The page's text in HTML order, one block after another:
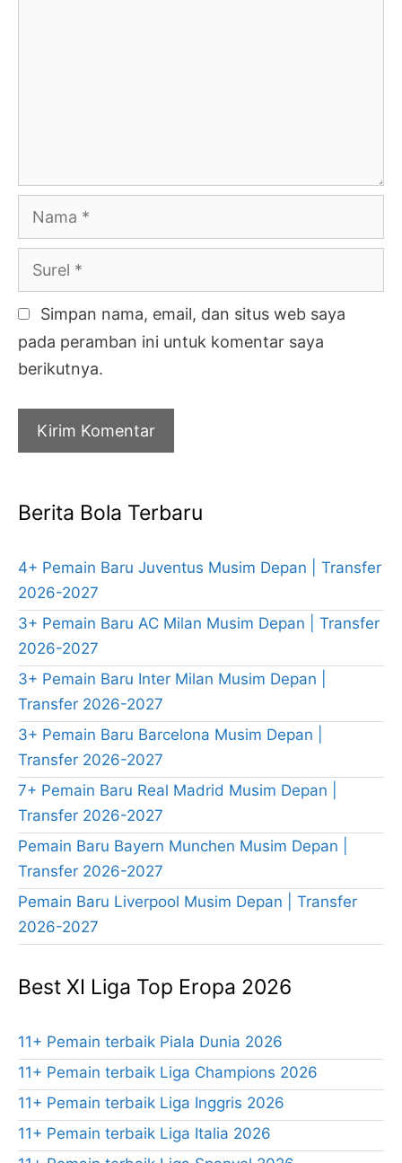
Nama
Surel
Simpan nama, email, dan situs web saya
pada peramban ini untuk komentar saya
berikutnya.
Berita Bola Terbaru
4+ Pemain Baru Juventus Musim Depan | Transfer
2026-2027
3+ Pemain Baru AC Milan Musim Depan | Transfer
2026-2027
3+ Pemain Baru Inter Milan Musim Depan |
Transfer 2026-2027
3+ Pemain Baru Barcelona Musim Depan |
Transfer 2026-2027
7+ Pemain Baru Real Madrid Musim Depan |
Transfer 2026-2027
Pemain Baru Bayern Munchen Musim Depan |
Transfer 2026-2027
Pemain Baru Liverpool Musim Depan | Transfer
2026-2027
Best XI Liga Top Eropa 2026
11+ Pemain terbaik Piala Dunia 2026
11+ Pemain terbaik Liga Champions 2026
11+ Pemain terbaik Liga Inggris 2026
11+ Pemain terbaik Liga Italia 2026